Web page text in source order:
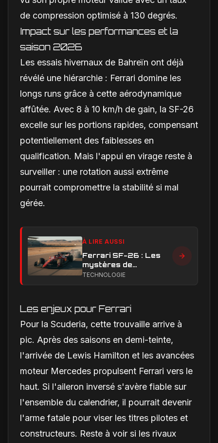
de compression optimisé à 130 degrés.
Impact sur les performances et la
saison 2026
Les essais hivernaux de Bahreïn ont déjà
révélé une hiérarchie : Ferrari domine les
longs runs grâce à cette aérodynamique
affûtée. Avec 8 à 10 km/h de gain, la SF-26
excelle sur les portions rapides, compensant
potentiellement des faiblesses en
qualification. Mais l'appui en virage reste à
surveiller : une rotation aussi extrême
pourrait compromettre la stabilité si mal
gérée.
À LIRE AUSSI
Ferrari SF-26 : Les
mystères de
performance en ligne
TECHNOLOGIE
Les enjeux pour Ferrari
Pour la Scuderia, cette trouvaille arrive à
pic. Après des saisons en demi-teinte,
l'arrivée de Lewis Hamilton et les avancées
moteur Mercedes propulsent Ferrari vers le
haut. Si l'aileron inversé s'avère fiable sur
l'ensemble du calendrier, il pourrait devenir
l'arme fatale pour viser les titres pilotes et
constructeurs. Reste à voir si les rivaux